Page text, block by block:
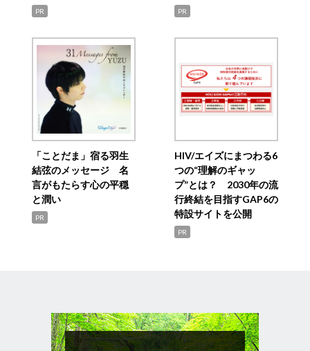
PR PR
「ことだま」宿る羽生
結弦のメッセージ 名
言がもたらす心の平穏
と潤い
PR
HIV/エイズにまつわる6
つの“理解のギャッ
プ”とは？ 2030年の流
行終結を目指すGAP6の
特設サイトを公開
PR